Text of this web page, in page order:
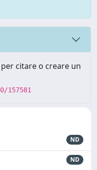
citare o creare un
157581
ND
ND